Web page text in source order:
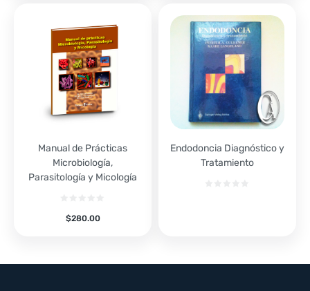
Manual de Prácticas
Microbiología,
Parasitología y Micología
$280.00
Endodoncia Diagnóstico y
Tratamiento